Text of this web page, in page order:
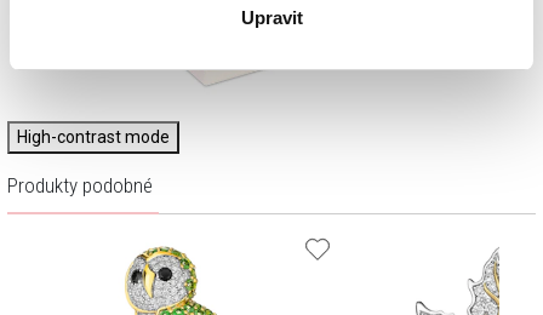
Upravit
High-contrast mode
Produkty podobné